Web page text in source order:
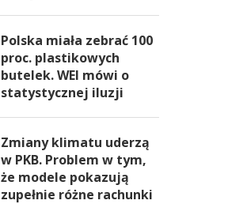
Polska miała zebrać 100
proc. plastikowych
butelek. WEI mówi o
statystycznej iluzji
Zmiany klimatu uderzą
w PKB. Problem w tym,
że modele pokazują
zupełnie różne rachunki